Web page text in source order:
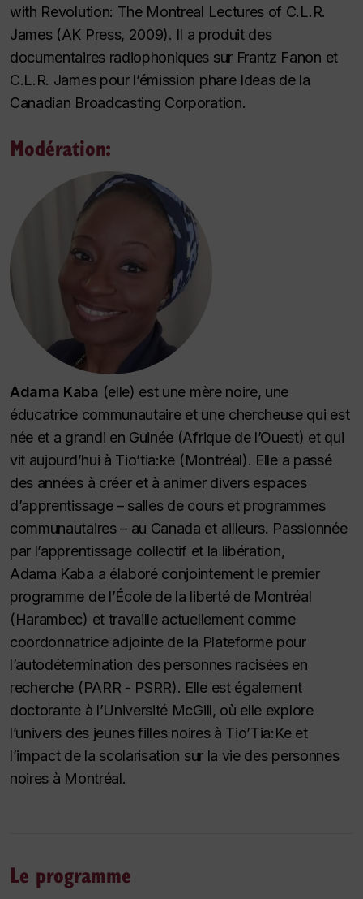
with Revolution: The Montreal Lectures of C.L.R.
James (AK Press, 2009). Il a produit des
documentaires radiophoniques sur Frantz Fanon et
C.L.R. James pour l’émission phare Ideasde la
Canadian Broadcasting Corporation.
Modération:
Adama Kaba (elle) est une mère noire, une
éducatrice communautaire et une chercheuse qui est
née et a grandi en Guinée (Afrique de l’Ouest) et qui
vit aujourd’hui à Tio’tia:ke (Montréal). Elle a passé
des années à créer et à animer divers espaces
d’apprentissage – salles de cours et programmes
communautaires – au Canada et ailleurs. Passionnée
par l’apprentissage collectif et la libération,
Adama Kaba a élaboré conjointement le premier
programme de l’École de la liberté de Montréal
(Harambec) et travaille actuellement comme
coordonnatrice adjointe de la Plateforme pour
l’autodétermination des personnes racisées en
recherche (PARR - PSRR). Elle est également
doctorante à l’Université McGill, où elle explore
l’univers des jeunes filles noires à Tio’Tia:Ke et
l’impact de la scolarisation sur la vie des personnes
noires à Montréal.
Le programme